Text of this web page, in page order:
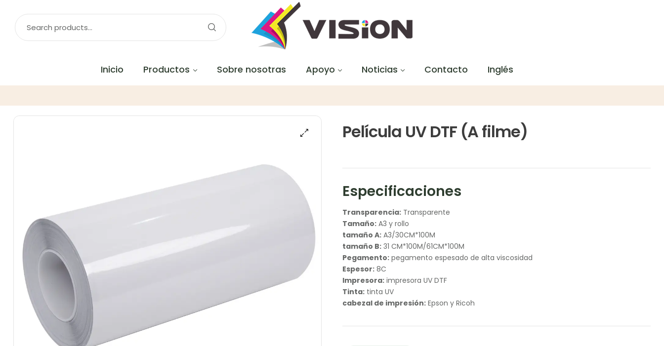
Inicio Productos Sobre nosotras Apoyo Noticias Contacto Inglés
Película UV DTF (A filme)
Especificaciones
Transparencia:Transparente
Tamaño:A3 y rollo
tamaño A:A3/30CM*100M
tamaño B:31 CM*100M/61CM*100M
Pegamento:pegamento espesado de alta viscosidad
Espesor:8C
Impresora:impresora UV DTF
Tinta:tinta UV
cabezal de impresión:Epson y Ricoh